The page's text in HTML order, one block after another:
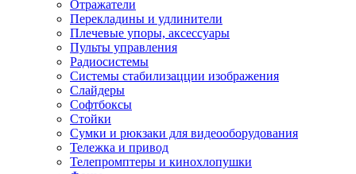
Отражатели
Перекладины и удлинители
Плечевые упоры, аксессуары
Пульты управления
Радиосистемы
Системы стабилизацции изображения
Слайдеры
Софтбоксы
Стойки
Сумки и рюкзаки для видеооборудования
Тележка и привод
Телепромптеры и кинохлопушки